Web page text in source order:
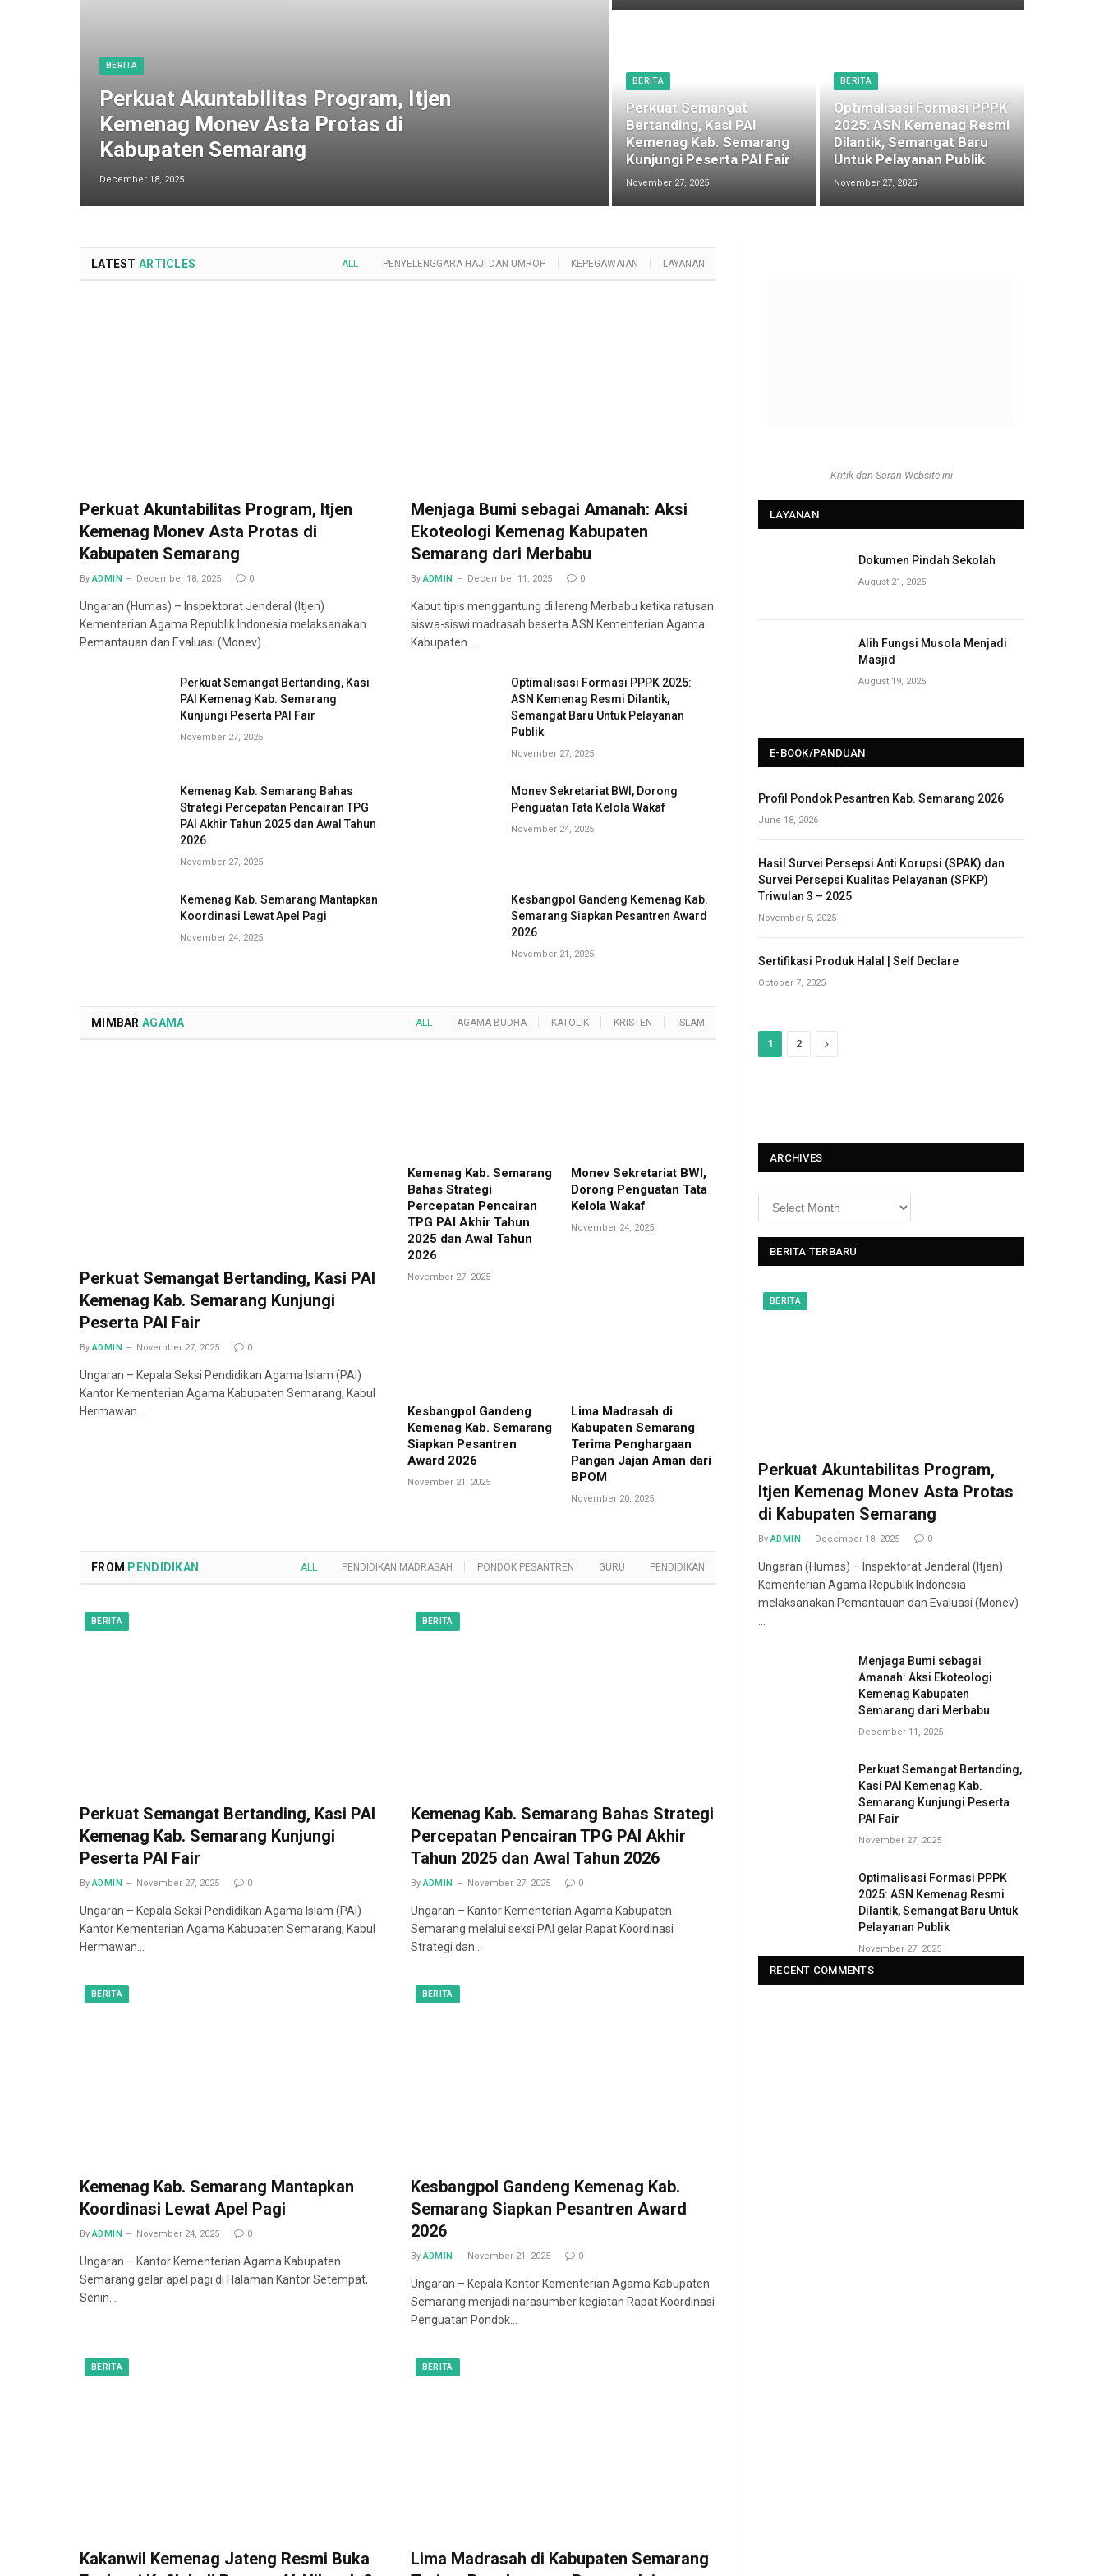
BERITA
Perkuat Akuntabilitas Program, Itjen
Kemenag Monev Asta Protas di
Kabupaten Semarang
December 18, 2025
BERITA
Perkuat Semangat
Bertanding, Kasi PAI
Kemenag Kab. Semarang
Kunjungi Peserta PAI Fair
November 27, 2025
BERITA
Optimalisasi Formasi PPPK
2025: ASN Kemenag Resmi
Dilantik, Semangat Baru
Untuk Pelayanan Publik
November 27, 2025
LATEST ARTICLES ALL PENYELENGGARA HAJI DAN UMROH KEPEGAWAIAN LAYANAN
Perkuat Akuntabilitas Program, Itjen
Kemenag Monev Asta Protas di
Kabupaten Semarang
By ADMIN December 18, 2025 0
Ungaran (Humas) – Inspektorat Jenderal (Itjen)
Kementerian Agama Republik Indonesia melaksanakan
Pemantauan dan Evaluasi (Monev)…
Menjaga Bumi sebagai Amanah: Aksi
Ekoteologi Kemenag Kabupaten
Semarang dari Merbabu
By ADMIN December 11, 2025 0
Kabut tipis menggantung di lereng Merbabu ketika ratusan
siswa-siswi madrasah beserta ASN Kementerian Agama
Kabupaten…
Perkuat Semangat Bertanding, Kasi
PAI Kemenag Kab. Semarang
Kunjungi Peserta PAI Fair
November 27, 2025
Optimalisasi Formasi PPPK 2025:
ASN Kemenag Resmi Dilantik,
Semangat Baru Untuk Pelayanan
Publik
November 27, 2025
Kemenag Kab. Semarang Bahas
Strategi Percepatan Pencairan TPG
PAI Akhir Tahun 2025 dan Awal Tahun
2026
November 27, 2025
Monev Sekretariat BWI, Dorong
Penguatan Tata Kelola Wakaf
November 24, 2025
Kemenag Kab. Semarang Mantapkan
Koordinasi Lewat Apel Pagi
November 24, 2025
Kesbangpol Gandeng Kemenag Kab.
Semarang Siapkan Pesantren Award
2026
November 21, 2025
MIMBAR AGAMA ALL AGAMA BUDHA KATOLIK KRISTEN ISLAM
Perkuat Semangat Bertanding, Kasi PAI
Kemenag Kab. Semarang Kunjungi
Peserta PAI Fair
By ADMIN November 27, 2025 0
Ungaran – Kepala Seksi Pendidikan Agama Islam (PAI)
Kantor Kementerian Agama Kabupaten Semarang, Kabul
Hermawan…
Kemenag Kab. Semarang
Bahas Strategi
Percepatan Pencairan
TPG PAI Akhir Tahun
2025 dan Awal Tahun
2026
November 27, 2025
Monev Sekretariat BWI,
Dorong Penguatan Tata
Kelola Wakaf
November 24, 2025
Kesbangpol Gandeng
Kemenag Kab. Semarang
Siapkan Pesantren
Award 2026
November 21, 2025
Lima Madrasah di
Kabupaten Semarang
Terima Penghargaan
Pangan Jajan Aman dari
BPOM
November 20, 2025
FROM PENDIDIKAN ALL PENDIDIKAN MADRASAH PONDOK PESANTREN GURU PENDIDIKAN
BERITA
Perkuat Semangat Bertanding, Kasi PAI
Kemenag Kab. Semarang Kunjungi
Peserta PAI Fair
By ADMIN November 27, 2025 0
Ungaran – Kepala Seksi Pendidikan Agama Islam (PAI)
Kantor Kementerian Agama Kabupaten Semarang, Kabul
Hermawan…
BERITA
Kemenag Kab. Semarang Bahas Strategi
Percepatan Pencairan TPG PAI Akhir
Tahun 2025 dan Awal Tahun 2026
By ADMIN November 27, 2025 0
Ungaran – Kantor Kementerian Agama Kabupaten
Semarang melalui seksi PAI gelar Rapat Koordinasi
Strategi dan…
BERITA
Kemenag Kab. Semarang Mantapkan
Koordinasi Lewat Apel Pagi
By ADMIN November 24, 2025 0
Ungaran – Kantor Kementerian Agama Kabupaten
Semarang gelar apel pagi di Halaman Kantor Setempat,
Senin…
BERITA
Kesbangpol Gandeng Kemenag Kab.
Semarang Siapkan Pesantren Award
2026
By ADMIN November 21, 2025 0
Ungaran – Kepala Kantor Kementerian Agama Kabupaten
Semarang menjadi narasumber kegiatan Rapat Koordinasi
Penguatan Pondok…
BERITA
Kakanwil Kemenag Jateng Resmi Buka
BERITA
Lima Madrasah di Kabupaten Semarang
Kritik dan Saran Website ini
LAYANAN
Dokumen Pindah Sekolah
August 21, 2025
Alih Fungsi Musola Menjadi
Masjid
August 19, 2025
E-BOOK/PANDUAN
Profil Pondok Pesantren Kab. Semarang 2026
June 18, 2026
Hasil Survei Persepsi Anti Korupsi (SPAK) dan
Survei Persepsi Kualitas Pelayanan (SPKP)
Triwulan 3 – 2025
November 5, 2025
Sertifikasi Produk Halal | Self Declare
October 7, 2025
1 2
N
ARCHIVES
BERITA TERBARU
BERITA
Perkuat Akuntabilitas Program,
Itjen Kemenag Monev Asta Protas
di Kabupaten Semarang
By ADMIN December 18, 2025 0
Ungaran (Humas) – Inspektorat Jenderal (Itjen)
Kementerian Agama Republik Indonesia
melaksanakan Pemantauan dan Evaluasi (Monev)
…
Menjaga Bumi sebagai
Amanah: Aksi Ekoteologi
Kemenag Kabupaten
Semarang dari Merbabu
December 11, 2025
Perkuat Semangat Bertanding,
Kasi PAI Kemenag Kab.
Semarang Kunjungi Peserta
PAI Fair
November 27, 2025
Optimalisasi Formasi PPPK
2025: ASN Kemenag Resmi
Dilantik, Semangat Baru Untuk
Pelayanan Publik
November 27, 2025
RECENT COMMENTS